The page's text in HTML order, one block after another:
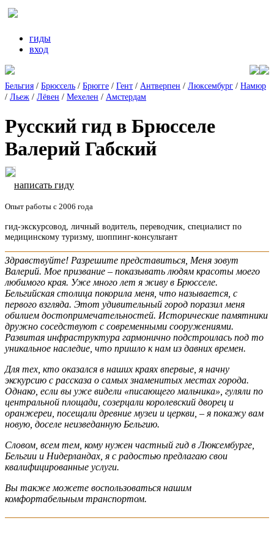
гиды
вход
Бельгия / Брюссель / Брюгге / Гент / Антверпен / Люксембург / Намюр
/ Льеж / Лёвен / Мехелен / Амстердам
Русский гид в Брюсселе
Валерий Габский
написать гиду
Опыт работы с 2006 года
гид-экскурсовод, личный водитель, переводчик, специалист по
медицинскому туризму, шоппинг-консультант
Здравствуйте! Разрешите представиться, Меня зовут
Валерий. Мое призвание – показывать людям красоты моего
любимого края. Уже много лет я живу в Брюсселе.
Бельгийская столица покорила меня, что называется, с
первого взгляда. Этот удивительный город поразил меня
обилием достопримечательностей. Исторические памятники
дружно соседствуют с современными сооружениями.
Развитая инфраструктура гармонично подстроилась под то
уникальное наследие, что пришло к нам из давних времен.
Для тех, кто оказался в наших краях впервые, я начну
экскурсию с рассказа о самых знаменитых местах города.
Однако, если вы уже видели «писающего мальчика», гуляли по
центральной площади, созерцали королевский дворец и
оранжереи, посещали древние музеи и церкви, – я покажу вам
новую, доселе неизведанную Бельгию.
Словом, всем тем, кому нужен частный гид в Люксембурге,
Бельгии и Нидерландах, я с радостью предлагаю свои
квалифицированные услуги.
Вы также можете воспользоваться нашим
комфортабельным транспортом.